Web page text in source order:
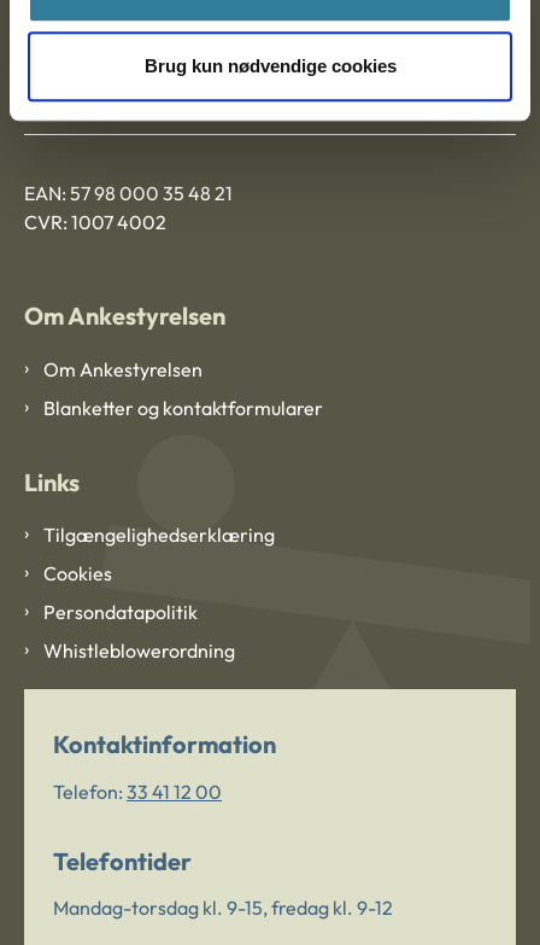
Brug kun nødvendige cookies
Ankestyrelsen Aalborg
Ankestyrelsen København
EAN: 57 98 000 35 48 21
CVR: 1007 4002
Om Ankestyrelsen
Om Ankestyrelsen
Blanketter og kontaktformularer
Links
Tilgængelighedserklæring
Cookies
Persondatapolitik
Whistleblowerordning
Kontaktinformation
Telefon: 33 41 12 00
Telefontider
Mandag-torsdag kl. 9-15, fredag kl. 9-12